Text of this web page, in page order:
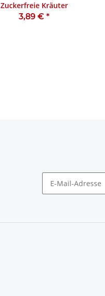
Zuckerfreie Kräuter
3,89 € *